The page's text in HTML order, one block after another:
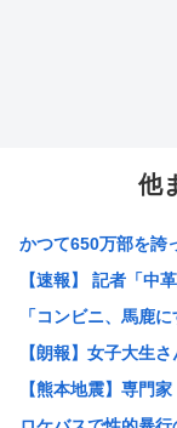
他
かつて650万部を誇
【速報】 記者「中
「コンビニ、馬鹿
【朗報】女子大生
【熊本地震】専門